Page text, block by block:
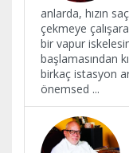
anlarda, hızın
çekmeye
bir vapur
başlamasından
birkaç istasyon
önemsed ...